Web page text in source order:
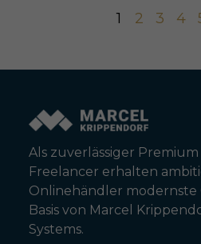
1 2 3 4
Als zuverlässiger
Freelancer erhalten
Onlinehändler modernste
Basis von Marcel
Systems.